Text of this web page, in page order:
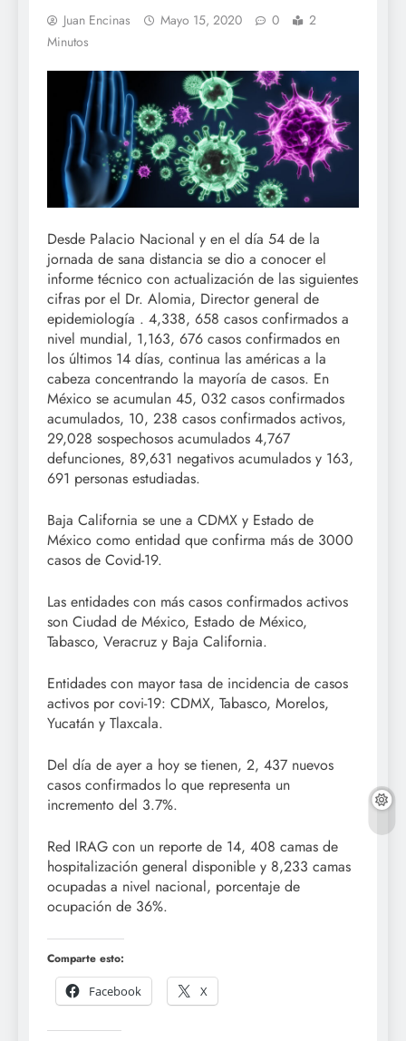
Juan Encinas Mayo 15, 2020 0
2
Minutos
Desde Palacio Nacional y en el día 54 de la
jornada de sana distancia se dio a conocer el
informe técnico con actualización de las siguientes
cifras por el Dr. Alomia, Director general de
epidemiología . 4,338, 658 casos confirmados a
nivel mundial, 1,163, 676 casos confirmados en
los últimos 14 días, continua las américas a la
cabeza concentrando la mayoría de casos. En
México se acumulan 45, 032 casos confirmados
acumulados, 10, 238 casos confirmados activos,
29,028 sospechosos acumulados 4,767
defunciones, 89,631 negativos acumulados y 163,
691 personas estudiadas.
Baja California se une a CDMX y Estado de
México como entidad que confirma más de 3000
casos de Covid-19.
Las entidades con más casos confirmados activos
son Ciudad de México, Estado de México,
Tabasco, Veracruz y Baja California.
Entidades con mayor tasa de incidencia de casos
activos por covi-19: CDMX, Tabasco, Morelos,
Yucatán y Tlaxcala.
Del día de ayer a hoy se tienen, 2, 437 nuevos
casos confirmados lo que representa un
incremento del 3.7%.
Red IRAG con un reporte de 14, 408 camas de
hospitalización general disponible y 8,233 camas
ocupadas a nivel nacional, porcentaje de
ocupación de 36%.
Comparte esto:
Facebook
X